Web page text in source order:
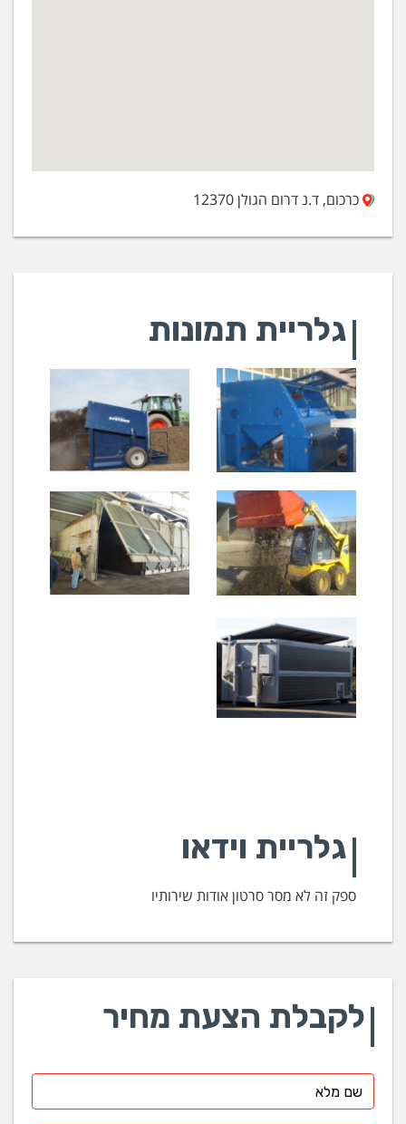
כרכום, ד.נ דרום הגולן 12370
גלריית תמונות
גלריית וידאו
ספק זה לא מסר סרטון אודות שירותיו
לקבלת הצעת מחיר